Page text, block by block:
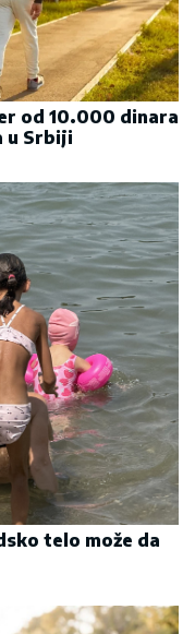
od 10.000 dinara
u Srbiji
telo može da